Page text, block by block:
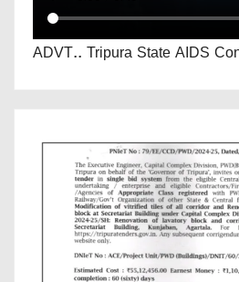
ADVT.. Tripura State AIDS